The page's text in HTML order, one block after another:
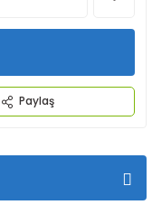
Paylaş